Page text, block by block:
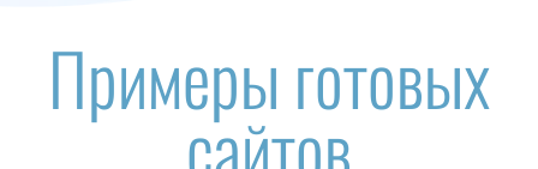
Примеры готовых
сайтов